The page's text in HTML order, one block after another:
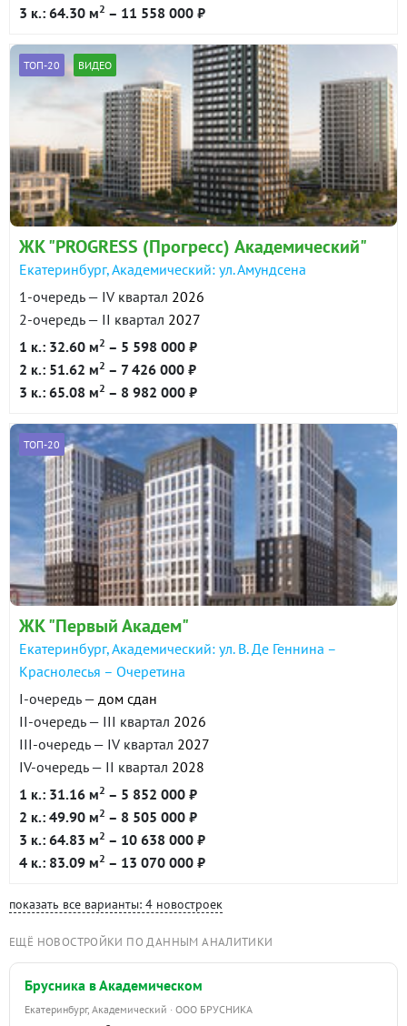
3 к.: 64.30 м2 – 11 558 000 ₽
ТОП-20 ВИДЕО
ЖК "PROGRESS (Прогресс) Академический"
Екатеринбург, Академический: ул. Амундсена
1-очередь — IV квартал 2026
2-очередь — II квартал 2027
1 к.: 32.60 м2 – 5 598 000 ₽
2 к.: 51.62 м2 – 7 426 000 ₽
3 к.: 65.08 м2 – 8 982 000 ₽
ТОП-20
ЖК "Первый Академ"
Екатеринбург, Академический: ул. В. Де Геннина –
Краснолесья – Очеретина
I-очередь — дом сдан
II-очередь — III квартал 2026
III-очередь — IV квартал 2027
IV-очередь — II квартал 2028
1 к.: 31.16 м2 – 5 852 000 ₽
2 к.: 49.90 м2 – 8 505 000 ₽
3 к.: 64.83 м2 – 10 638 000 ₽
4 к.: 83.09 м2 – 13 070 000 ₽
показать все варианты: 4 новостроек
ЕЩЁ НОВОСТРОЙКИ ПО ДАННЫМ АНАЛИТИКИ
Брусника в Академическом
Екатеринбург, Академический · ООО БРУСНИКА